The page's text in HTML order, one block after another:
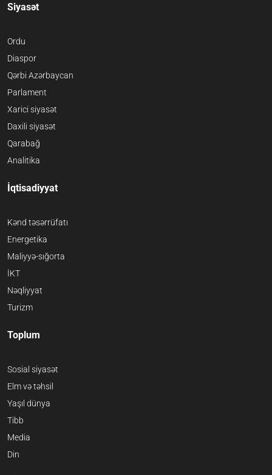
Siyasət
Ordu
Diaspor
Qərbi Azərbaycan
Parlament
Xarici siyasət
Daxili siyasət
Qarabağ
Analitika
İqtisadiyyat
Kənd təsərrüfatı
Energetika
Maliyyə-sığorta
İKT
Nəqliyyat
Turizm
Toplum
Sosial siyasət
Elm və təhsil
Yaşıl dünya
Tibb
Media
Din